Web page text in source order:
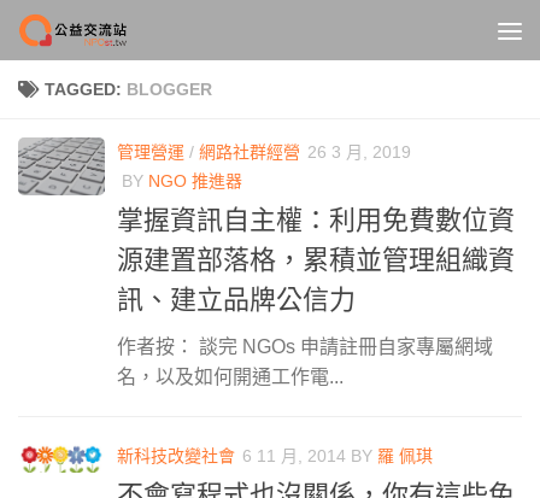
Skip to content
TAGGED: BLOGGER
管理營運 / 網路社群經營 26 3 月, 2019
BY NGO 推進器
掌握資訊自主權：利用免費數位資
源建置部落格，累積並管理組織資
訊、建立品牌公信力
作者按： 談完 NGOs 申請註冊自家專屬網域
名，以及如何開通工作電...
新科技改變社會 6 11 月, 2014 BY 羅 佩琪